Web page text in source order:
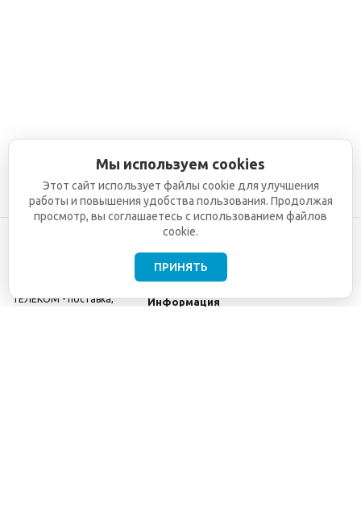
ТЕЛЕКОМ - поставка,
Информация
Мы используем cookies
Этот сайт использует файлы cookie для улучшения
работы и повышения удобства пользования. Продолжая
просмотр, вы соглашаетесь с использованием файлов
cookie.
ПРИНЯТЬ